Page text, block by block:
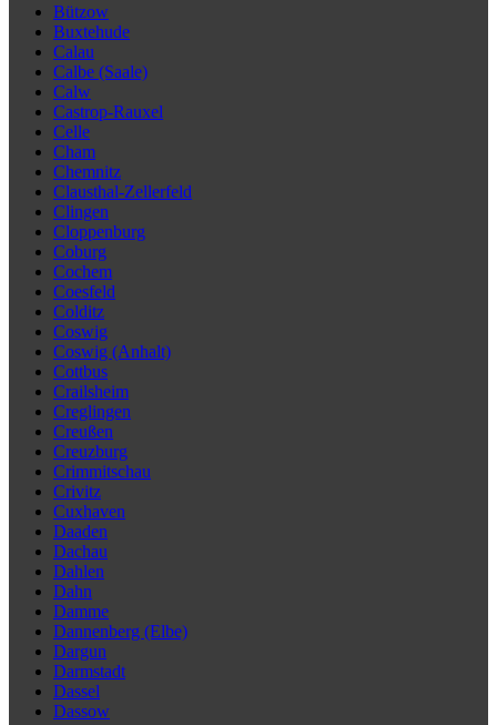
Bützow
Buxtehude
Calau
Calbe (Saale)
Calw
Castrop-Rauxel
Celle
Cham
Chemnitz
Clausthal-Zellerfeld
Clingen
Cloppenburg
Coburg
Cochem
Coesfeld
Colditz
Coswig
Coswig (Anhalt)
Cottbus
Crailsheim
Creglingen
Creußen
Creuzburg
Crimmitschau
Crivitz
Cuxhaven
Daaden
Dachau
Dahlen
Dahn
Damme
Dannenberg (Elbe)
Dargun
Darmstadt
Dassel
Dassow